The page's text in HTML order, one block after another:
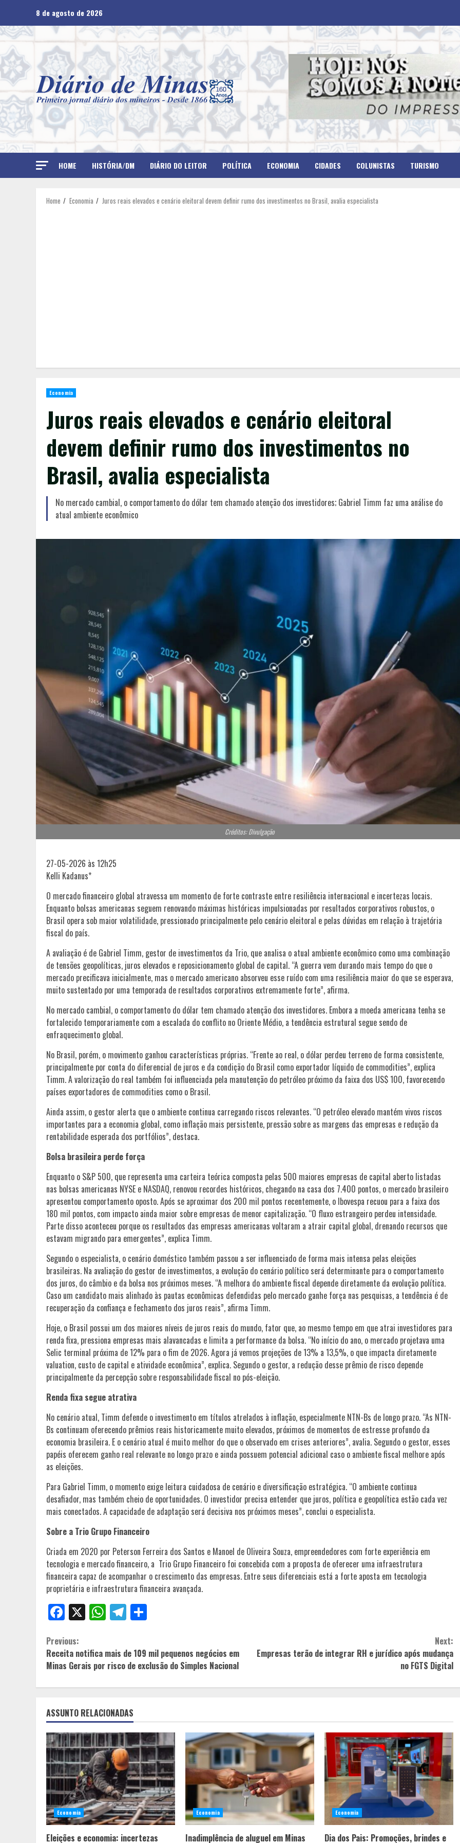
content
8 de agosto de 2026
HOME HISTÓRIA/DM DIÁRIO DO LEITOR POLÍTICA ECONOMIA CIDADES COLUNISTAS TURISMO
Home Economia Juros reais elevados e cenário eleitoral devem definir rumo dos investimentos no Brasil, avalia especialista
Economia
Juros reais elevados e cenário eleitoral
devem definir rumo dos investimentos no
Brasil, avalia especialista
No mercado cambial, o comportamento do dólar tem chamado atenção dos investidores; Gabriel Timm faz uma análise do
atual ambiente econômico
Créditos: Divulgação
27-05-2026 às 12h25
Kelli Kadanus*
O mercado financeiro global atravessa um momento de forte contraste entre resiliência internacional e incertezas locais.
Enquanto bolsas americanas seguem renovando máximas históricas impulsionadas por resultados corporativos robustos, o
Brasil opera sob maior volatilidade, pressionado principalmente pelo cenário eleitoral e pelas dúvidas em relação à trajetória
fiscal do país.
A avaliação é de Gabriel Timm, gestor de investimentos da Trio, que analisa o atual ambiente econômico como uma combinação
de tensões geopolíticas, juros elevados e reposicionamento global de capital. “A guerra vem durando mais tempo do que o
mercado precificava inicialmente, mas o mercado americano absorveu esse ruído com uma resiliência maior do que se esperava,
muito sustentado por uma temporada de resultados corporativos extremamente forte”, afirma.
No mercado cambial, o comportamento do dólar tem chamado atenção dos investidores. Embora a moeda americana tenha se
fortalecido temporariamente com a escalada do conflito no Oriente Médio, a tendência estrutural segue sendo de
enfraquecimento global.
No Brasil, porém, o movimento ganhou características próprias. “Frente ao real, o dólar perdeu terreno de forma consistente,
principalmente por conta do diferencial de juros e da condição do Brasil como exportador líquido de commodities”, explica
Timm. A valorização do real também foi influenciada pela manutenção do petróleo próximo da faixa dos US$ 100, favorecendo
países exportadores de commodities como o Brasil.
Ainda assim, o gestor alerta que o ambiente continua carregando riscos relevantes. “O petróleo elevado mantém vivos riscos
importantes para a economia global, como inflação mais persistente, pressão sobre as margens das empresas e redução da
rentabilidade esperada dos portfólios”, destaca.
Bolsa brasileira perde força
Enquanto o S&P 500, que representa uma carteira teórica composta pelas 500 maiores empresas de capital aberto listadas
nas bolsas americanas NYSE e NASDAQ, renovou recordes históricos, chegando na casa dos 7.400 pontos, o mercado brasileiro
apresentou comportamento oposto. Após se aproximar dos 200 mil pontos recentemente, o Ibovespa recuou para a faixa dos
180 mil pontos, com impacto ainda maior sobre empresas de menor capitalização. “O fluxo estrangeiro perdeu intensidade.
Parte disso aconteceu porque os resultados das empresas americanas voltaram a atrair capital global, drenando recursos que
estavam migrando para emergentes”, explica Timm.
Segundo o especialista, o cenário doméstico também passou a ser influenciado de forma mais intensa pelas eleições
brasileiras. Na avaliação do gestor de investimentos, a evolução do cenário político será determinante para o comportamento
dos juros, do câmbio e da bolsa nos próximos meses. “A melhora do ambiente fiscal depende diretamente da evolução política.
Caso um candidato mais alinhado às pautas econômicas defendidas pelo mercado ganhe força nas pesquisas, a tendência é de
recuperação da confiança e fechamento dos juros reais”, afirma Timm.
Hoje, o Brasil possui um dos maiores níveis de juros reais do mundo, fator que, ao mesmo tempo em que atrai investidores para
renda fixa, pressiona empresas mais alavancadas e limita a performance da bolsa. “No início do ano, o mercado projetava uma
Selic terminal próxima de 12% para o fim de 2026. Agora já vemos projeções de 13% a 13,5%, o que impacta diretamente
valuation, custo de capital e atividade econômica”, explica. Segundo o gestor, a redução desse prêmio de risco depende
principalmente da percepção sobre responsabilidade fiscal no pós-eleição.
Renda fixa segue atrativa
No cenário atual, Timm defende o investimento em títulos atrelados à inflação, especialmente NTN-Bs de longo prazo. “As NTN-
Bs continuam oferecendo prêmios reais historicamente muito elevados, próximos de momentos de estresse profundo da
economia brasileira. E o cenário atual é muito melhor do que o observado em crises anteriores”, avalia. Segundo o gestor, esses
papéis oferecem ganho real relevante no longo prazo e ainda possuem potencial adicional caso o ambiente fiscal melhore após
as eleições.
Para Gabriel Timm, o momento exige leitura cuidadosa de cenário e diversificação estratégica. “O ambiente continua
desafiador, mas também cheio de oportunidades. O investidor precisa entender que juros, política e geopolítica estão cada vez
mais conectados. A capacidade de adaptação será decisiva nos próximos meses”, conclui o especialista.
Sobre a Trio Grupo Financeiro
Criada em 2020 por Peterson Ferreira dos Santos e Manoel de Oliveira Souza, empreendedores com forte experiência em
tecnologia e mercado financeiro, a Trio Grupo Financeiro foi concebida com a proposta de oferecer uma infraestrutura
financeira capaz de acompanhar o crescimento das empresas. Entre seus diferenciais está a forte aposta em tecnologia
proprietária e infraestrutura financeira avançada.
Facebook
X WhatsApp
Telegram
Continue
Reading
Previous:
Receita notifica mais de 109 mil pequenos negócios em
Minas Gerais por risco de exclusão do Simples Nacional
Next:
Empresas terão de integrar RH e jurídico após mudança
no FGTS Digital
ASSUNTO RELACIONADAS
Economia
Eleições e economia: incertezas
Economia
Inadimplência de aluguel em Minas
Economia
Dia dos Pais: Promoções, brindes e